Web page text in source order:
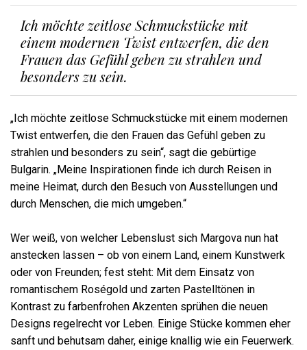
Ich möchte zeitlose Schmuckstücke mit
einem modernen Twist entwerfen, die den
Frauen das Gefühl geben zu strahlen und
besonders zu sein.
„Ich möchte zeitlose Schmuckstücke mit einem modernen
Twist entwerfen, die den Frauen das Gefühl geben zu
strahlen und besonders zu sein“, sagt die gebürtige
Bulgarin. „Meine Inspirationen finde ich durch Reisen in
meine Heimat, durch den Besuch von Ausstellungen und
durch Menschen, die mich umgeben.“
Wer weiß, von welcher Lebenslust sich Margova nun hat
anstecken lassen – ob von einem Land, einem Kunstwerk
oder von Freunden; fest steht: Mit dem Einsatz von
romantischem Roségold und zarten Pastelltönen in
Kontrast zu farbenfrohen Akzenten sprühen die neuen
Designs regelrecht vor Leben. Einige Stücke kommen eher
sanft und behutsam daher, einige knallig wie ein Feuerwerk.